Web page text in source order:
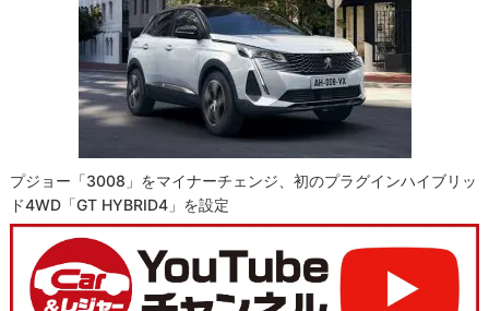
プジョー「3008」をマイナーチェンジ、初のプラグインハイブリッ
ド4WD「GT HYBRID4」を設定